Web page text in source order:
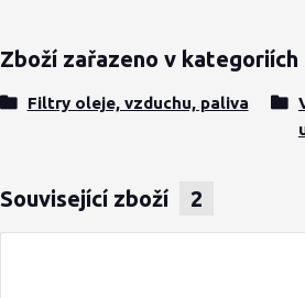
Zboží zařazeno v kategoriích
Filtry oleje, vzduchu, paliva
Související zboží 2